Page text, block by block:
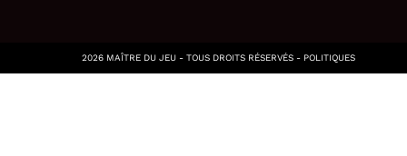
2026 MAÎTRE DU JEU - TOUS DROITS RÉSERVÉS - POLITIQUES